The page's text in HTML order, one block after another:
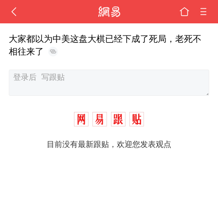
大家都以为中美这盘大棋已经下成了死局，老死不
相往来了
目前没有最新跟贴，欢迎您发表观点